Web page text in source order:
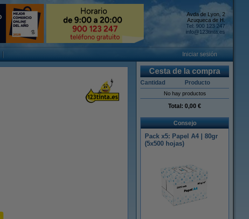
Avda de Lyon, 2
Azuqueca de H.
Tel: 900 123 247
info@123tinta.es
Iniciar sesión
Cesta de la compra
Cantidad Producto
No hay productos
Total: 0,00 €
Consejo
Pack x5: Papel A4 | 80gr
(5x500 hojas)